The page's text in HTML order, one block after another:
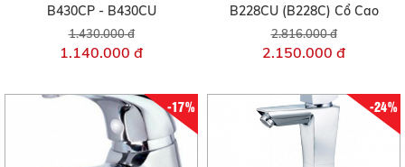
B430CP - B430CU
1.430.000 đ
1.140.000 đ
B228CU (B228C) Cổ Cao
2.816.000 đ
2.150.000 đ
-17% -24%